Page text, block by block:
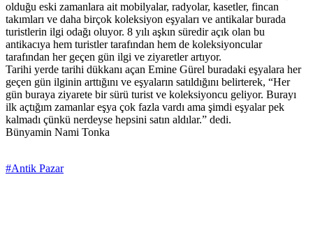
olduğu eski zamanlara ait mobilyalar, radyolar, kasetler, fincan
takımları ve daha birçok koleksiyon eşyaları ve antikalar burada
turistlerin ilgi odağı oluyor. 8 yılı aşkın süredir açık olan bu
antikacıya hem turistler tarafından hem de koleksiyoncular
tarafından her geçen gün ilgi ve ziyaretler artıyor.
Tarihi yerde tarihi dükkanı açan Emine Gürel buradaki eşyalara her
geçen gün ilginin arttığını ve eşyaların satıldığını belirterek, “Her
gün buraya ziyarete bir sürü turist ve koleksiyoncu geliyor. Burayı
ilk açtığım zamanlar eşya çok fazla vardı ama şimdi eşyalar pek
kalmadı çünkü nerdeyse hepsini satın aldılar.” dedi.
Bünyamin Nami Tonka
#Antik Pazar